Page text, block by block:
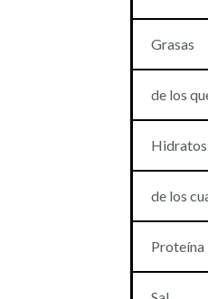
Grasas
de los
de los
Proteína